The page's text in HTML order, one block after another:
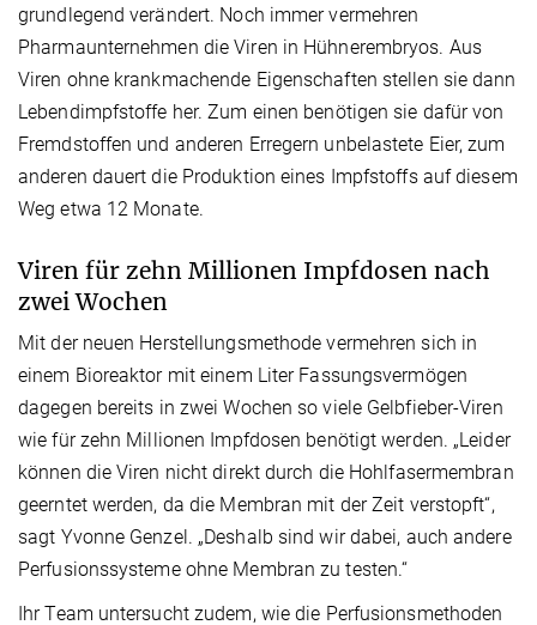
grundlegend verändert. Noch immer vermehren
Pharmaunternehmen die Viren in Hühnerembryos. Aus
Viren ohne krankmachende Eigenschaften stellen sie dann
Lebendimpfstoffe her. Zum einen benötigen sie dafür von
Fremdstoffen und anderen Erregern unbelastete Eier, zum
anderen dauert die Produktion eines Impfstoffs auf diesem
Weg etwa 12 Monate.
Viren für zehn Millionen Impfdosen nach
zwei Wochen
Mit der neuen Herstellungsmethode vermehren sich in
einem Bioreaktor mit einem Liter Fassungsvermögen
dagegen bereits in zwei Wochen so viele Gelbfieber-Viren
wie für zehn Millionen Impfdosen benötigt werden. „Leider
können die Viren nicht direkt durch die Hohlfasermembran
geerntet werden, da die Membran mit der Zeit verstopft“,
sagt Yvonne Genzel. „Deshalb sind wir dabei, auch andere
Perfusionssysteme ohne Membran zu testen.“
Ihr Team untersucht zudem, wie die Perfusionsmethoden